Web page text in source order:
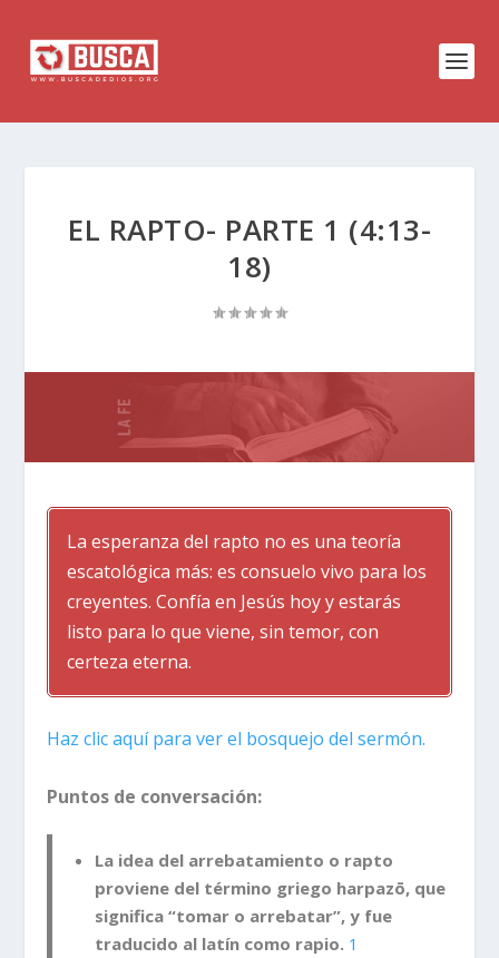
EL RAPTO- PARTE 1 (4:13-
18)
La esperanza del rapto no es una teoría
escatológica más: es consuelo vivo para los
creyentes. Confía en Jesús hoy y estarás
listo para lo que viene, sin temor, con
certeza eterna.
Haz clic aquí para ver el bosquejo del sermón.
Puntos de conversación:
La idea del arrebatamiento o rapto
proviene del término griego harpazō, que
significa “tomar o arrebatar”, y fue
traducido al latín como rapio. 1